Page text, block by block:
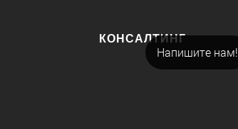
КОНСАЛТИНГ
Напишите нам!